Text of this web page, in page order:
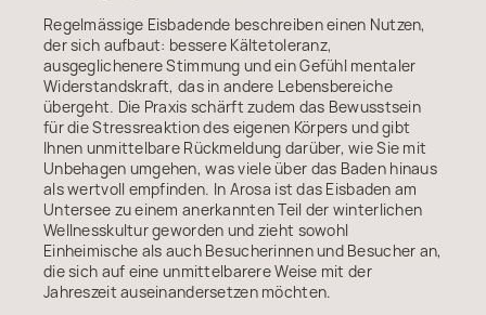
Regelmässige Eisbadende beschreiben einen Nutzen,
der sich aufbaut: bessere Kältetoleranz,
ausgeglichenere Stimmung und ein Gefühl mentaler
Widerstandskraft, das in andere Lebensbereiche
übergeht. Die Praxis schärft zudem das Bewusstsein
für die Stressreaktion des eigenen Körpers und gibt
Ihnen unmittelbare Rückmeldung darüber, wie Sie mit
Unbehagen umgehen, was viele über das Baden hinaus
als wertvoll empfinden. In Arosa ist das Eisbaden am
Untersee zu einem anerkannten Teil der winterlichen
Wellnesskultur geworden und zieht sowohl
Einheimische als auch Besucherinnen und Besucher an,
die sich auf eine unmittelbarere Weise mit der
Jahreszeit auseinandersetzen möchten.